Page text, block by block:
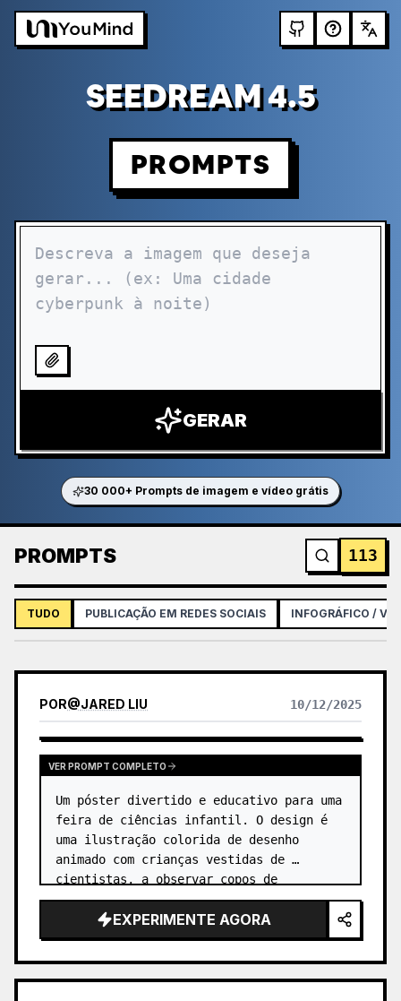
SEEDREAM 4.5
PROMPTS
GERAR
30 000+ Prompts de imagem e vídeo grátis
PROMPTS 113
TUDO PUBLICAÇÃO EM REDES SOCIAIS INFOGRÁFICO /
POR@JARED LIU 10/12/2025
VER PROMPT COMPLETO
Um póster divertido e educativo para uma
feira de ciências infantil. O design é
uma ilustração colorida de desenho
animado com crianças vestidas de
cientistas, a observar copos de
precipitação a borbulhar, telescópios e
robôs. …EXPERIMENTE AGORA